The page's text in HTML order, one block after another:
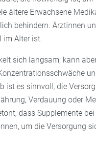
ältere Erwachsene
behindern. Ärztinnen
im Alter ist.
sich langsam, kann
ist es sinnvoll, die
Verdauung oder
dass Supplemente
um die Versorgung